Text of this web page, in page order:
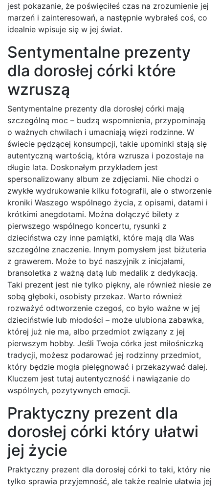
jest pokazanie, że poświęciłeś czas na zrozumienie jej
marzeń i zainteresowań, a następnie wybrałeś coś, co
idealnie wpisuje się w jej świat.
Sentymentalne prezenty
dla dorosłej córki które
wzruszą
Sentymentalne prezenty dla dorosłej córki mają
szczególną moc – budzą wspomnienia, przypominają
o ważnych chwilach i umacniają więzi rodzinne. W
świecie pędzącej konsumpcji, takie upominki stają się
autentyczną wartością, która wzrusza i pozostaje na
długie lata. Doskonałym przykładem jest
spersonalizowany album ze zdjęciami. Nie chodzi o
zwykłe wydrukowanie kilku fotografii, ale o stworzenie
kroniki Waszego wspólnego życia, z opisami, datami i
krótkimi anegdotami. Można dołączyć bilety z
pierwszego wspólnego koncertu, rysunki z
dzieciństwa czy inne pamiątki, które mają dla Was
szczególne znaczenie. Innym pomysłem jest biżuteria
z grawerem. Może to być naszyjnik z inicjałami,
bransoletka z ważną datą lub medalik z dedykacją.
Taki prezent jest nie tylko piękny, ale również niesie ze
sobą głęboki, osobisty przekaz. Warto również
rozważyć odtworzenie czegoś, co było ważne w jej
dzieciństwie lub młodości – może ulubiona zabawka,
której już nie ma, albo przedmiot związany z jej
pierwszym hobby. Jeśli Twoja córka jest miłośniczką
tradycji, możesz podarować jej rodzinny przedmiot,
który będzie mogła pielęgnować i przekazywać dalej.
Kluczem jest tutaj autentyczność i nawiązanie do
wspólnych, pozytywnych emocji.
Praktyczny prezent dla
dorosłej córki który ułatwi
jej życie
Praktyczny prezent dla dorosłej córki to taki, który nie
tylko sprawia przyjemność, ale także realnie ułatwia jej